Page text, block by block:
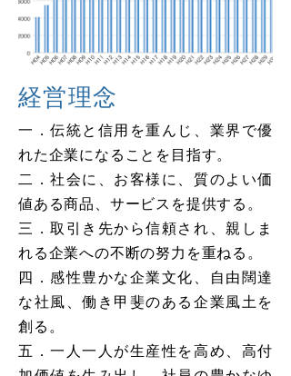
経営理念
一．伝統と信用を重んじ、業界で優
れた企業になることを目指す。
二．社会に、お客様に、質のよい価
値ある商品、サービスを提供する。
三．取引き先から信頼され、親しま
れる企業への不断の努力を重ねる。
四．感性豊かな企業文化、自由闊達
な社風、働き甲斐のある企業風土を
創る。
五．一人一人が生産性を高め、高付